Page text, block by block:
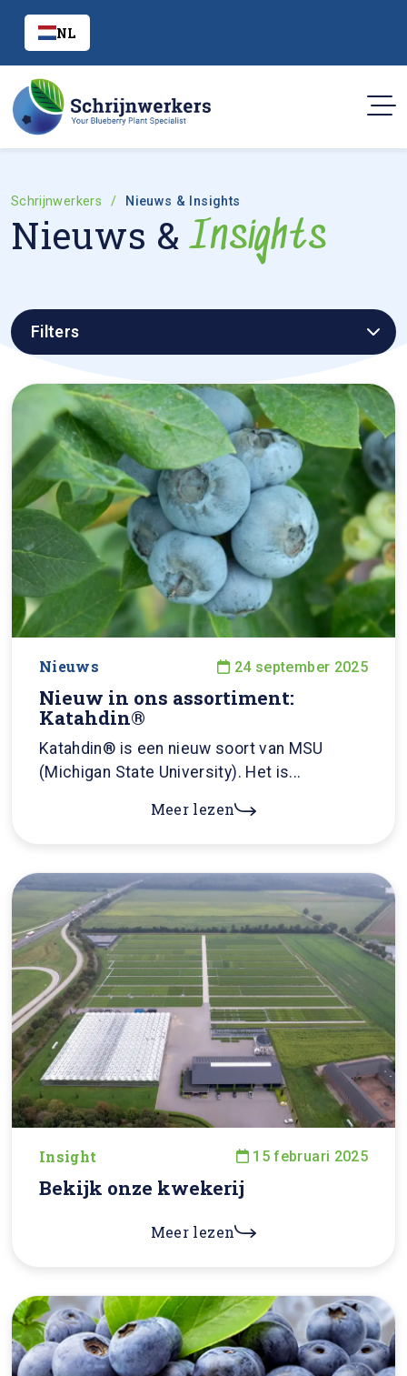
NL
Schrijnwerkers Nieuws & Insights
Nieuws &Insights
Filters
Nieuws 24 september 2025
Nieuw in ons assortiment:
Katahdin®
Katahdin® is een nieuw soort van MSU
(Michigan State University). Het is...
Meer lezen
Insight 15 februari 2025
Bekijk onze kwekerij
Meer lezen